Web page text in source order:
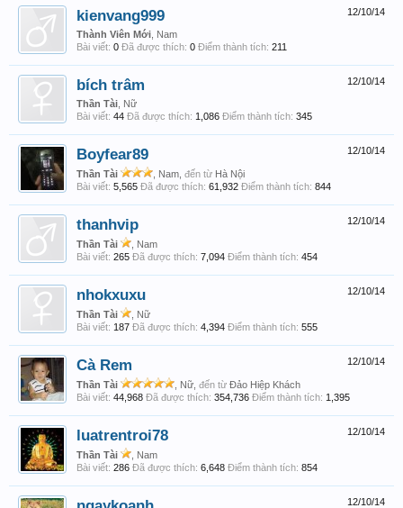
12/10/14
kienvang999
Thành Viên Mới , Nam
Bài viết: 0 Đã được thích: 0 Điểm thành tích: 211
12/10/14
bích trâm
Thần Tài , Nữ
Bài viết: 44 Đã được thích: 1,086 Điểm thành tích: 345
12/10/14
Boyfear89
Thần Tài , Nam, đến từ Hà Nội
Bài viết: 5,565 Đã được thích: 61,932 Điểm thành tích: 844
12/10/14
thanhvip
Thần Tài
, Nam
Bài viết: 265 Đã được thích: 7,094 Điểm thành tích: 454
12/10/14
nhokxuxu
Thần Tài
, Nữ
Bài viết: 187 Đã được thích: 4,394 Điểm thành tích: 555
12/10/14
Cà Rem
Thần Tài , Nữ, đến từ Đảo Hiệp Khách
Bài viết: 44,968 Đã được thích: 354,736 Điểm thành tích: 1,395
12/10/14
luatrentroi78
Thần Tài
, Nam
Bài viết: 286 Đã được thích: 6,648 Điểm thành tích: 854
12/10/14